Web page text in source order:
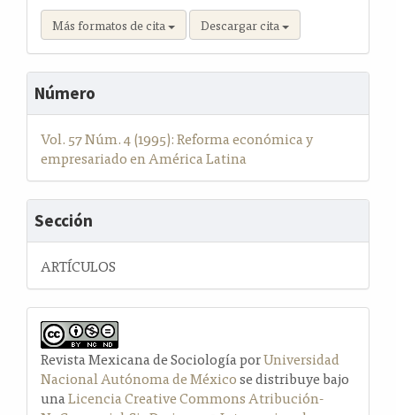
Más formatos de cita Descargar cita
Número
Vol. 57 Núm. 4 (1995): Reforma económica y
empresariado en América Latina
Sección
ARTÍCULOS
Revista Mexicana de Sociología porUniversidad
Nacional Autónoma de Méxicose distribuye bajo
unaLicencia Creative Commons Atribución-